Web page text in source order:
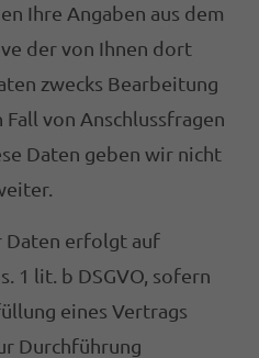
Ihre Angaben aus dem
der von Ihnen dort
zwecks Bearbeitung
von Anschlussfragen
Daten geben wir nicht
Daten erfolgt auf
1 lit. b DSGVO, sofern
eines Vertrags
Durchführung